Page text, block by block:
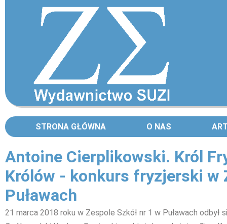
STRONA GŁÓWNA O NAS
Antoine Cierplikowski. Król
Królów - konkurs fryzjerski w
Puławach
21 marca 2018 roku w Zespole Szkół nr 1 w Puławach odbył